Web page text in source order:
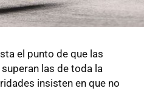
el punto de que las
las de toda la
insisten en que no